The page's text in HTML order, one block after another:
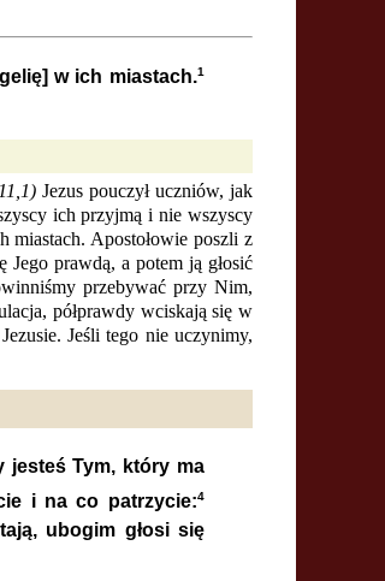
w ich miastach.1
Jezus pouczył uczniów, jak
ich przyjmą i nie wszyscy
miastach. Apostołowie poszli z
prawdą, a potem ją głosić
przebywać przy Nim,
półprawdy wciskają się w
Jeśli tego nie uczynimy,
jesteś Tym, który ma
i na co patrzycie:4
ubogim głosi się